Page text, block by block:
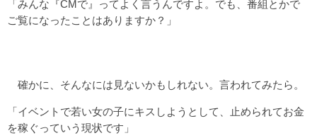
「みんな『CMで』ってよく言うんですよ。でも、番組とかで
ご覧になったことはありますか？」
確かに、そんなには見ないかもしれない。言われてみたら。
「イベントで若い女の子にキスしようとして、止められてお金
を稼ぐっていう現状です」